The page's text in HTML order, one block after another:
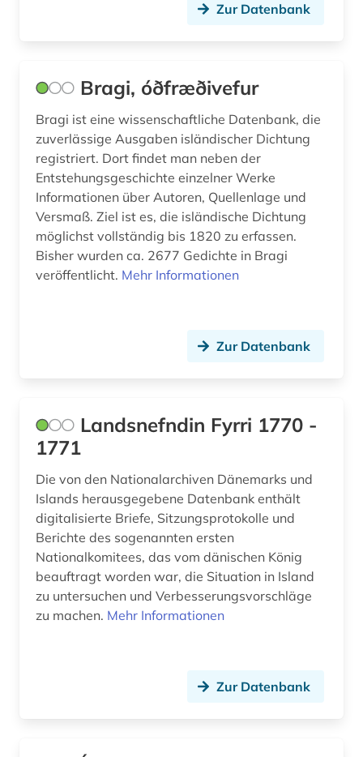
Zur Datenbank
Bragi, óðfræðivefur
Bragi ist eine wissenschaftliche Datenbank, die
zuverlässige Ausgaben isländischer Dichtung
registriert. Dort findet man neben der
Entstehungsgeschichte einzelner Werke
Informationen über Autoren, Quellenlage und
Versmaß. Ziel ist es, die isländische Dichtung
möglichst vollständig bis 1820 zu erfassen.
Bisher wurden ca. 2677 Gedichte in Bragi
veröffentlicht. Mehr Informationen
Zur Datenbank
Landsnefndin Fyrri 1770 -
1771
Die von den Nationalarchiven Dänemarks und
Islands herausgegebene Datenbank enthält
digitalisierte Briefe, Sitzungsprotokolle und
Berichte des sogenannten ersten
Nationalkomitees, das vom dänischen König
beauftragt worden war, die Situation in Island
zu untersuchen und Verbesserungsvorschläge
zu machen. Mehr Informationen
Zur Datenbank